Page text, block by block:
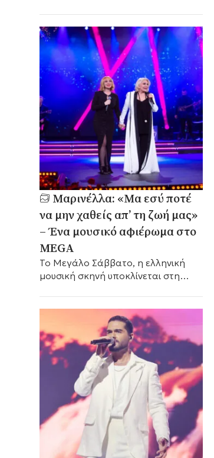
Μαρινέλλα: «Μα εσύ ποτέ
να μην χαθείς απ’ τη ζωή μας»
– Ένα μουσικό αφιέρωμα στο
MEGA
Το Μεγάλο Σάββατο, η ελληνική
μουσική σκηνή υποκλίνεται στη